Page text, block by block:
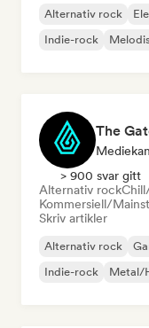
Alternativ rock
Indie-rock
The
> 900 svar gitt
Alternativ rock
Kommersiell/
Skriv artikler
Alternativ rock
Indie-rock
Metal/